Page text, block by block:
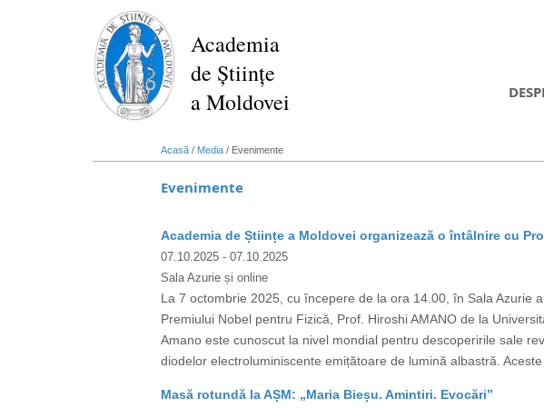
Academia
de Științe
a Moldovei
Acasă / Media / Evenimente
Evenimente
Academia de Științe a Moldovei organizează o întâlnire cu
07.10.2025 - 07.10.2025
Sala Azurie și online
La 7 octombrie 2025, cu începere de la ora 14.00, în Sala Azurie
Premiului Nobel pentru Fizică, Prof. Hiroshi AMANO de la
Amano este cunoscut la nivel mondial pentru descoperirile sale
diodelor electroluminiscente emițătoare de lumină albastră.
Masă rotundă la AȘM: „Maria Bieșu. Amintiri. Evocări”